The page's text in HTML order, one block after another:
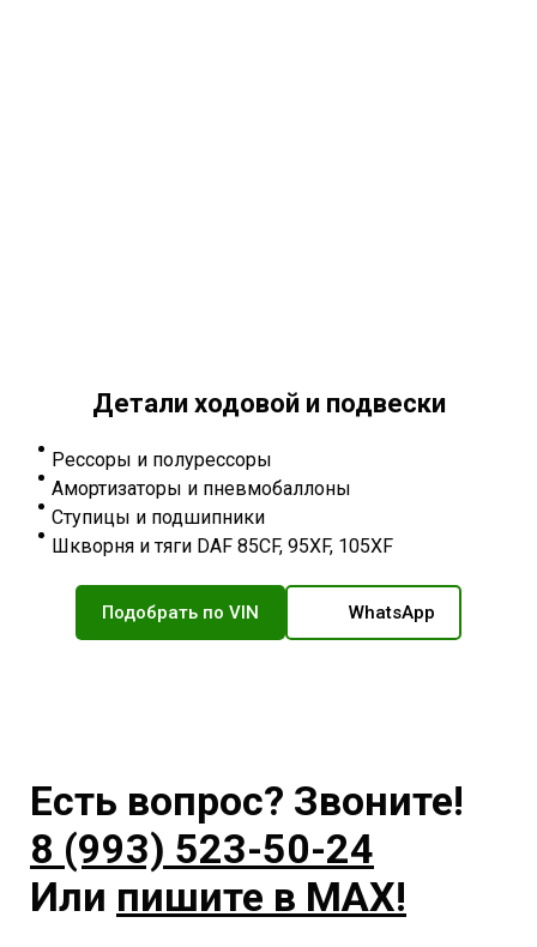
Детали ходовой и подвески
Рессоры и полурессоры
Амортизаторы и пневмобаллоны
Ступицы и подшипники
Шкворня и тяги DAF 85CF, 95XF, 105XF
Подобрать по VIN WhatsApp
Есть вопрос? Звоните!
8 (993) 523-50-24
Или пишите в MAX!